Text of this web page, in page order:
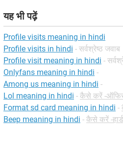
यह भी पढ़ें
Profile visits meaning in hindi
Profile visits in hindi - सर्वश्रेष्ठ जवाब
Profile visit meaning in hindi -
Onlyfans meaning in hindi -
Among us meaning in hindi -
Lol meaning in hindi - कैसे करें -
Format sd card meaning in hindi -
Beep meaning in hindi - कैसे करें -